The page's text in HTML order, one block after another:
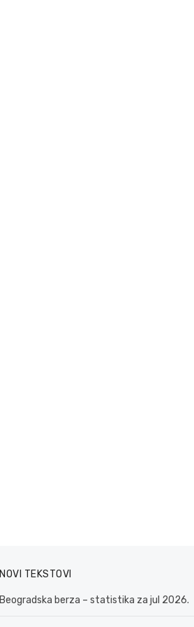
NOVI TEKSTOVI
Beogradska berza – statistika za jul 2026.